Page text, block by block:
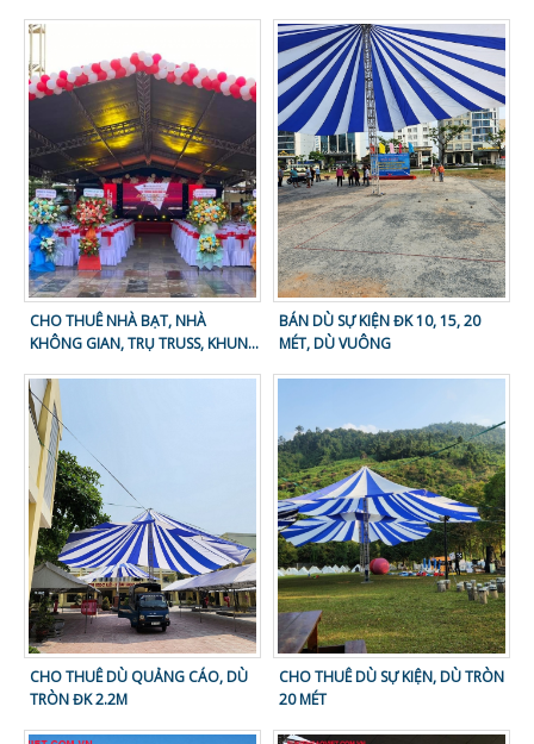
CHO THUÊ NHÀ BẠT, NHÀ
KHÔNG GIAN, TRỤ TRUSS, KHUNG
BÁN DÙ SỰ KIỆN ĐK 10, 15, 20
MÉT, DÙ VUÔNG
CHO THUÊ DÙ QUẢNG CÁO, DÙ
TRÒN ĐK 2.2M
CHO THUÊ DÙ SỰ KIỆN, DÙ TRÒN
20 MÉT